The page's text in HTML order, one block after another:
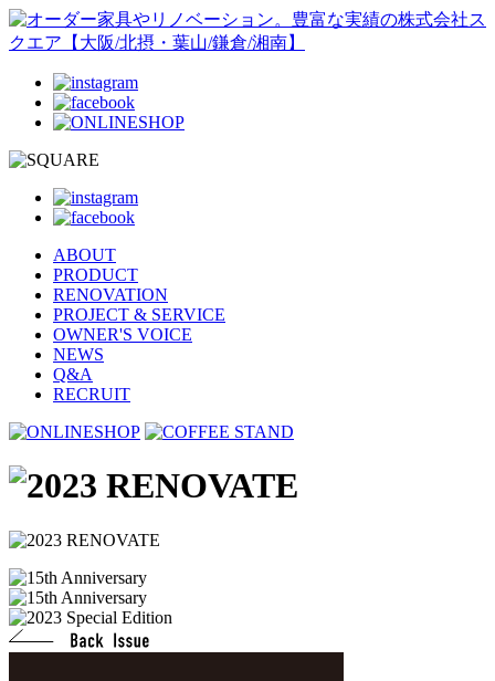
ABOUT
PRODUCT
RENOVATION
PROJECT & SERVICE
OWNER'S VOICE
NEWS
Q&A
RECRUIT